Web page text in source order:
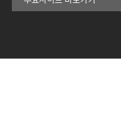
국제학생증신청